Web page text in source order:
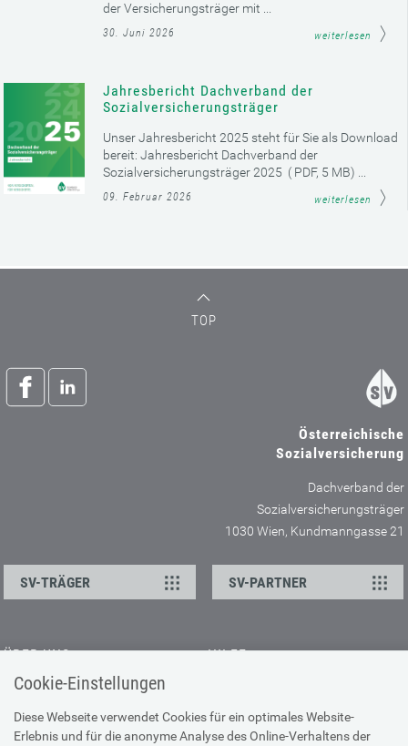
Cookie-Einstellungen
Diese Webseite verwendet Cookies für ein optimales Website-
Erlebnis und für die anonyme Analyse des Online-Verhaltens der
der Versicherungsträger mit ...
30. Juni 2026 weiterlesen
Jahresbericht Dachverband der
Sozialversicherungsträger
Unser Jahresbericht 2025 steht für Sie als Download
bereit: Jahresbericht Dachverband der
Sozialversicherungsträger 2025 ( PDF, 5 MB) ...
09. Februar 2026 weiterlesen
TOP
Österreichische
Sozialversicherung
Dachverband der
Sozialversicherungsträger
1030 Wien, Kundmanngasse 21
SV-TRÄGER SV-PARTNER
ÜBER UNS
Kontakt
Offene Stellen
Presse
HILFE
Browser-Info & Sicherheit
Hilfe zur Suche